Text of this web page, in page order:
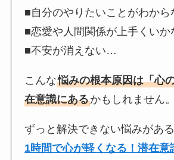
■自分のやりたいことがわか
■恋愛や人間関係が上手くい
■不安が消えない…
こんな悩みの根本原因は「心
在意識にあるかもしれません。
ずっと解決できない悩みがあ
1時間で心が軽くなる！潜在意